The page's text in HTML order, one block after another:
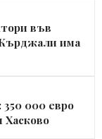
във
има
000 евро
Хасково